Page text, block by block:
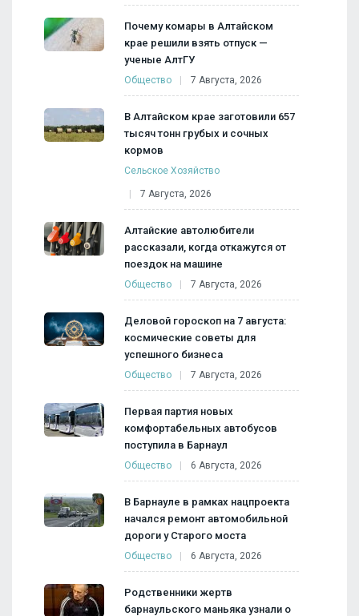
Почему комары в Алтайском
крае решили взять отпуск —
ученые АлтГУ
Общество 7 Августа, 2026
В Алтайском крае заготовили 657
тысяч тонн грубых и сочных
кормов
Сельское Хозяйство
7 Августа, 2026
Алтайские автолюбители
рассказали, когда откажутся от
поездок на машине
Общество 7 Августа, 2026
Деловой гороскоп на 7 августа:
космические советы для
успешного бизнеса
Общество 7 Августа, 2026
Первая партия новых
комфортабельных автобусов
поступила в Барнаул
Общество 6 Августа, 2026
В Барнауле в рамках нацпроекта
начался ремонт автомобильной
дороги у Старого моста
Общество 6 Августа, 2026
Родственники жертв
барнаульского маньяка узнали о